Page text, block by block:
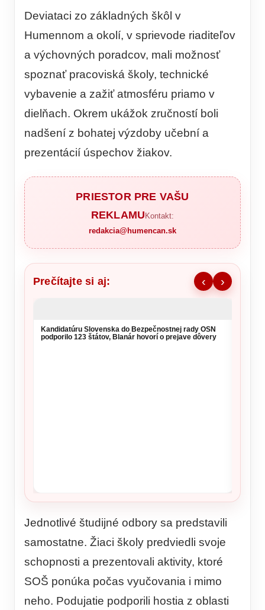
Deviataci zo základných škôl v
Humennom a okolí, v sprievode riaditeľov
a výchovných poradcov, mali možnosť
spoznať pracoviská školy, technické
vybavenie a zažiť atmosféru priamo v
dielňach. Okrem ukážok zručností boli
nadšení z bohatej výzdoby učební a
prezentácií úspechov žiakov.
PRIESTOR PRE VAŠU
REKLAMU Kontakt:
redakcia@humencan.sk
Prečítajte si aj: ‹ ›
Kandidatúru Slovenska do Bezpečnostnej rady OSN
podporilo 123 štátov, Blanár hovorí o prejave dôvery
Jednotlivé študijné odbory sa predstavili
samostatne. Žiaci školy predviedli svoje
schopnosti a prezentovali aktivity, ktoré
SOŠ ponúka počas vyučovania i mimo
neho. Podujatie podporili hostia z oblasti